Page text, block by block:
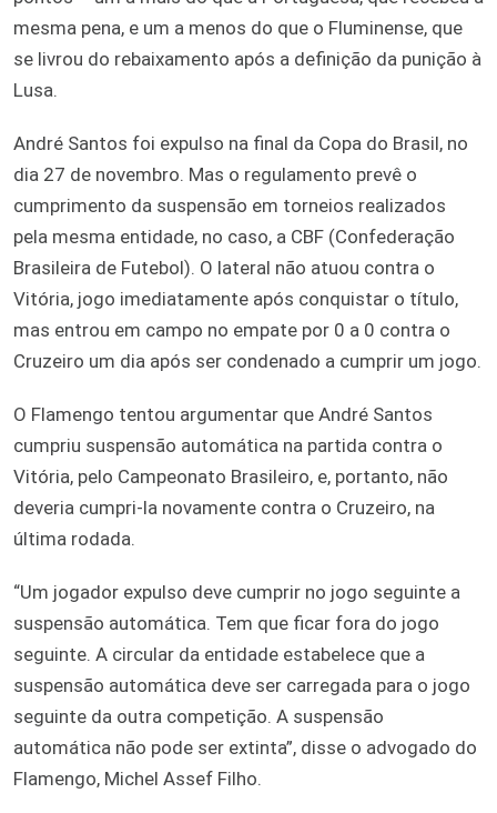
mesma pena, e um a menos do que o Fluminense, que
se livrou do rebaixamento após a definição da punição à
Lusa.
André Santos foi expulso na final da Copa do Brasil, no
dia 27 de novembro. Mas o regulamento prevê o
cumprimento da suspensão em torneios realizados
pela mesma entidade, no caso, a CBF (Confederação
Brasileira de Futebol). O lateral não atuou contra o
Vitória, jogo imediatamente após conquistar o título,
mas entrou em campo no empate por 0 a 0 contra o
Cruzeiro um dia após ser condenado a cumprir um jogo.
O Flamengo tentou argumentar que André Santos
cumpriu suspensão automática na partida contra o
Vitória, pelo Campeonato Brasileiro, e, portanto, não
deveria cumpri-la novamente contra o Cruzeiro, na
última rodada.
“Um jogador expulso deve cumprir no jogo seguinte a
suspensão automática. Tem que ficar fora do jogo
seguinte. A circular da entidade estabelece que a
suspensão automática deve ser carregada para o jogo
seguinte da outra competição. A suspensão
automática não pode ser extinta”, disse o advogado do
Flamengo, Michel Assef Filho.